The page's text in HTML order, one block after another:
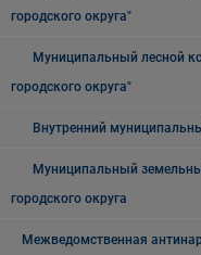
городского округа"
Муниципальный лесной
городского округа"
Внутренний
Муниципальный
городского округа
Межведомственная